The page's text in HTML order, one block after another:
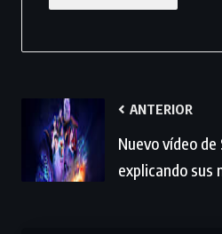
ANTERIOR
Nuevo vídeo
explicando sus